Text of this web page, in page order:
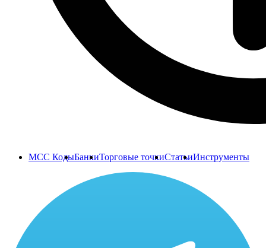
MCC КодыБанкиТорговые точкиСтатьиИнструменты